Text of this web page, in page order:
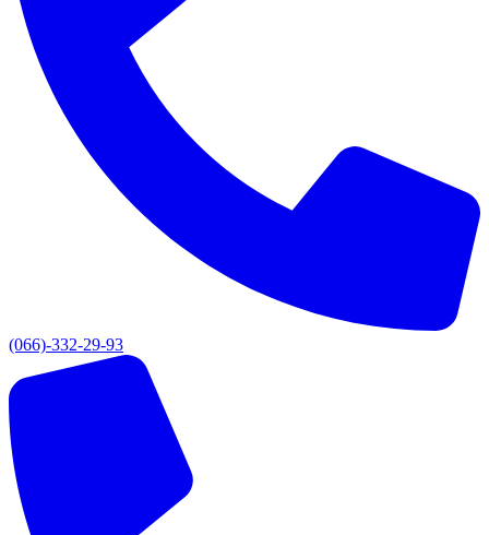
(066)-332-29-93